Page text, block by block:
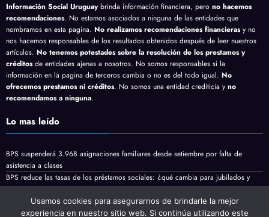
Información Social Uruguaybrinda información financiera, pero no hacemos
recomendaciones. No estamos asociados a ninguna de las entidades que
nombramos en esta pagina. No realizamos recomendaciones financierasy no
nos hacemos responsables de los resultados obtenidos después de leer nuestros
artículos. No tenemos potestades sobre la resolución de los prestamos y
créditosde entidades ajenas a nosotros. No somos responsables si la
información en la pagina de terceros cambia o no es del todo igual. No
ofrecemos prestamos ni créditos. No somos una entidad crediticia y no
recomendamos a ninguna.
Lo mas leído
BPS suspenderá 3.968 asignaciones familiares desde setiembre por falta de
asistencia a clases
BPS reduce las tasas de los préstamos sociales: ¿qué cambia para jubilados y
pensionistas?
Jubilaciones y pensiones minimas vienen con aumento en Agosto
Usamos cookies para asegurarnos de brindarle la mejor
experiencia en nuestro sitio web. Si continúa utilizando este